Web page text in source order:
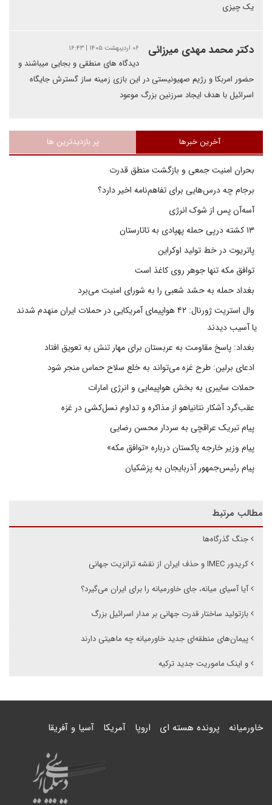
یک چیزی
دکتر محمد مهدی میرزائی ۰۶ اردیبهشت ۱۴۰۵ | ۱۶:۴۳
دیدگاه های منطقی و بجایی میباشند و
حضور امربکا و رژیم صهیونیستی در این بازی زمینه ساز گسترش جایگاه
اسرائیل با هدف ایجاد سرزنین بزرگ موعود
آخرین خبرها پر بازدیدترین ها
بحران امنیت جمعی و بازگشت منطق قدرت
برجام چه درس‌هایی برای تفاهم‌نامه اخیر دارد؟
آسه‌آن پس از شوک انرژی
پاتریوت در خط تولید اوکراین
توافق مکه تنها جوهر روی کاغذ است
بغداد حمله به حشد شعبی را به شورای امنیت می‌برد
وال استریت ژورنال: ۴۲ هواپیمای آمریکایی در حملات ایران منهدم شدند
یا آسیب دیدند
بغداد: پاسخ مقاومت به عربستان برای مهار تنش به تعویق افتاد
ادعای برلین: طرح غزه می‌تواند به خلع سلاح حماس منجر شود
حملات سایبری به بخش هواپیمایی و انرژی امارات
عقب‌گرد آشکار نتانیاهو از مذاکره و تداوم نسل‌کشی در غزه
پیام تبریک عراقچی به سردار محسن رضایی
پیام وزیر خارجه پاکستان درباره «توافق مکه»
پیام رئیس‌جمهور آذربایجان به پزشکیان
مطالب مرتبط
جنگ گذرگاه‌ها
کریدور IMEC و حذف ایران از نقشه ترانزیت جهانی
آیا آسیای میانه، جای خاورمیانه را برای ایران می‌گیرد؟
بازتولید ساختار قدرت جهانی بر مدار اسرائیل بزرگ
پیمان‌های منطقه‌ای جدید خاورمیانه چه ماهیتی دارند
و اینک ماموریت جدید ترکیه
خاورمیانه پرونده هسته ای اروپا آمریکا آسیا و آفریقا